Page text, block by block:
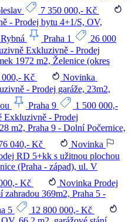
7 350 000,- Kč
- Prodej bytu 4+1/S, OV,
Praha 1
26 000
Exkluzivně - Prodej
1972 m2, Želenice (okres
000,- Kč
Novinka
- Prodej garáže, 23m2,
Praha 9
1 500 000,-
Exkluzivně - Prodej
m2, Praha 9 - Dolní Počernice,
040,- Kč
Novinka
RD 5+kk s užitnou plochou
(Praha - západ), ul. V
Kč Novinka Prodej
zahradou 369m2, Praha 5 -
5
12 800 000,- Kč